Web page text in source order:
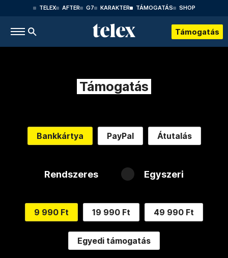
TELEX AFTER G7 KARAKTER TÁMOGATÁS SHOP
Támogatás
Támogatás
Bankkártya PayPal Átutalás
Rendszeres Egyszeri
9 990 Ft 19 990 Ft 49 990 Ft
Egyedi támogatás